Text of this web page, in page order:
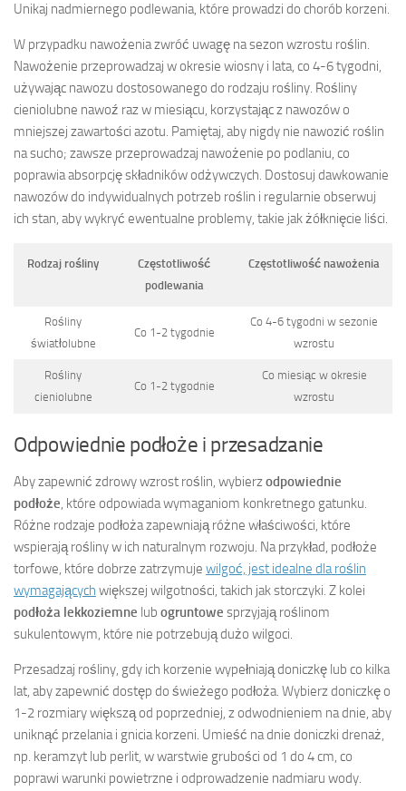
Unikaj nadmiernego podlewania, które prowadzi do chorób korzeni.
W przypadku nawożenia zwróć uwagę na sezon wzrostu roślin.
Nawożenie przeprowadzaj w okresie wiosny i lata, co 4-6 tygodni,
używając nawozu dostosowanego do rodzaju rośliny. Rośliny
cieniolubne nawoź raz w miesiącu, korzystając z nawozów o
mniejszej zawartości azotu. Pamiętaj, aby nigdy nie nawozić roślin
na sucho; zawsze przeprowadzaj nawożenie po podlaniu, co
poprawia absorpcję składników odżywczych. Dostosuj dawkowanie
nawozów do indywidualnych potrzeb roślin i regularnie obserwuj
ich stan, aby wykryć ewentualne problemy, takie jak żółknięcie liści.
Rodzaj rośliny
Częstotliwość
podlewania
Częstotliwość nawożenia
Rośliny
światłolubne
Co 1-2 tygodnie
Co 4-6 tygodni w sezonie
wzrostu
Rośliny
cieniolubne
Co 1-2 tygodnie
Co miesiąc w okresie
wzrostu
Odpowiednie podłoże i przesadzanie
Aby zapewnić zdrowy wzrost roślin, wybierzodpowiednie
podłoże, które odpowiada wymaganiom konkretnego gatunku.
Różne rodzaje podłoża zapewniają różne właściwości, które
wspierają rośliny w ich naturalnym rozwoju. Na przykład, podłoże
torfowe, które dobrze zatrzymuje wilgoć, jest idealne dla roślin
wymagających większej wilgotności, takich jak storczyki. Z kolei
podłoża lekkoziemne lub ogruntowe sprzyjają roślinom
sukulentowym, które nie potrzebują dużo wilgoci.
Przesadzaj rośliny, gdy ich korzenie wypełniają doniczkę lub co kilka
lat, aby zapewnić dostęp do świeżego podłoża. Wybierz doniczkę o
1-2 rozmiary większą od poprzedniej, z odwodnieniem na dnie, aby
uniknąć przelania i gnicia korzeni. Umieść na dnie doniczki drenaż,
np. keramzyt lub perlit, w warstwie grubości od 1 do 4 cm, co
poprawi warunki powietrzne i odprowadzenie nadmiaru wody.